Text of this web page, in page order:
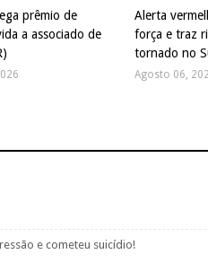
prêmio de
a associado de
Alerta
força e traz
tornado no
Agosto 06,
e cometeu suicídio!